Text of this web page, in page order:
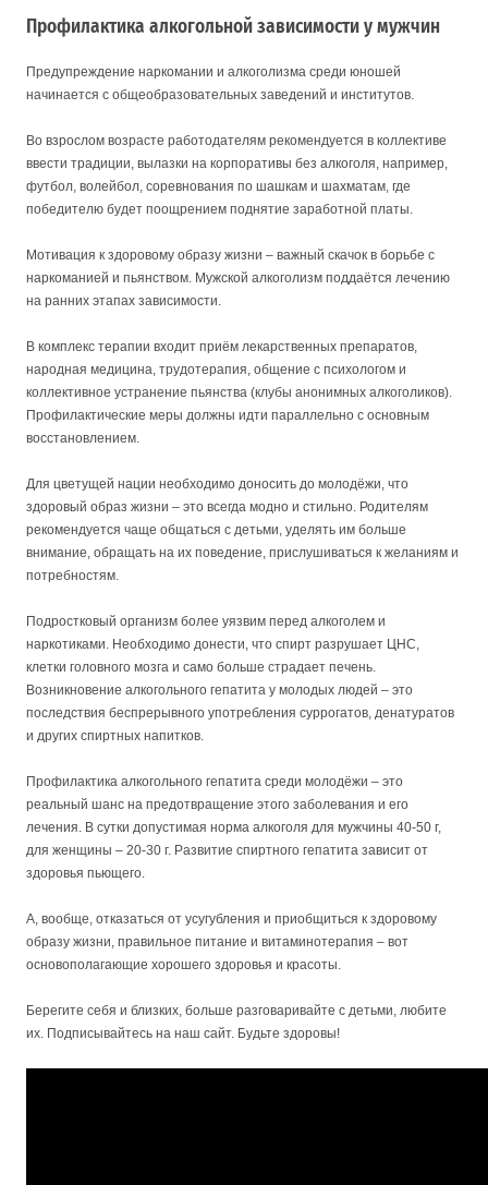
Профилактика алкогольной зависимости у мужчин
Предупреждение наркомании и алкоголизма среди юношей
начинается с общеобразовательных заведений и институтов.
Во взрослом возрасте работодателям рекомендуется в коллективе
ввести традиции, вылазки на корпоративы без алкоголя, например,
футбол, волейбол, соревнования по шашкам и шахматам, где
победителю будет поощрением поднятие заработной платы.
Мотивация к здоровому образу жизни – важный скачок в борьбе с
наркоманией и пьянством. Мужской алкоголизм поддаётся лечению
на ранних этапах зависимости.
В комплекс терапии входит приём лекарственных препаратов,
народная медицина, трудотерапия, общение с психологом и
коллективное устранение пьянства (клубы анонимных алкоголиков).
Профилактические меры должны идти параллельно с основным
восстановлением.
Для цветущей нации необходимо доносить до молодёжи, что
здоровый образ жизни – это всегда модно и стильно. Родителям
рекомендуется чаще общаться с детьми, уделять им больше
внимание, обращать на их поведение, прислушиваться к желаниям и
потребностям.
Подростковый организм более уязвим перед алкоголем и
наркотиками. Необходимо донести, что спирт разрушает ЦНС,
клетки головного мозга и само больше страдает печень.
Возникновение алкогольного гепатита у молодых людей – это
последствия беспрерывного употребления суррогатов, денатуратов
и других спиртных напитков.
Профилактика алкогольного гепатита среди молодёжи – это
реальный шанс на предотвращение этого заболевания и его
лечения. В сутки допустимая норма алкоголя для мужчины 40-50 г,
для женщины – 20-30 г. Развитие спиртного гепатита зависит от
здоровья пьющего.
А, вообще, отказаться от усугубления и приобщиться к здоровому
образу жизни, правильное питание и витаминотерапия – вот
основополагающие хорошего здоровья и красоты.
Берегите себя и близких, больше разговаривайте с детьми, любите
их. Подписывайтесь на наш сайт. Будьте здоровы!